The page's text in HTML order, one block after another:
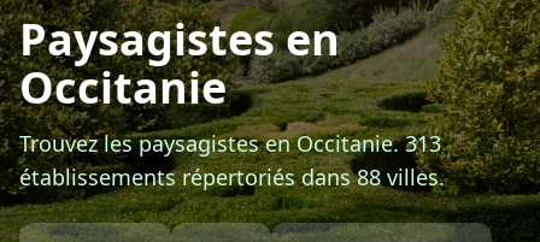
Retour à la liste des métiers
CGU-Confidentialité- Service proposé parViteUnDevis.com-Vous
Paysagistes en
Occitanie
Trouvez les paysagistes en Occitanie. 313
établissements répertoriés dans 88 villes.